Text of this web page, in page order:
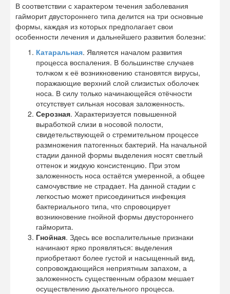
В соответствии с характером течения заболевания
гайморит двустороннего типа делится на три основные
формы, каждая из которых предполагает свои
особенности лечения и дальнейшего развития болезни:
Катаральная. Является началом развития
процесса воспаления. В большинстве случаев
толчком к её возникновению становятся вирусы,
поражающие верхний слой слизистых оболочек
носа. В силу только начинающейся отёчности
отсутствует сильная носовая заложенность.
Серозная. Характеризуется повышенной
выработкой слизи в носовой полости,
свидетельствующей о стремительном процессе
размножения патогенных бактерий. На начальной
стадии данной формы выделения носят светлый
оттенок и жидкую консистенцию. При этом
заложенность носа остаётся умеренной, а общее
самочувствие не страдает. На данной стадии с
легкостью может присоединиться инфекция
бактериального типа, что спровоцирует
возникновение гнойной формы двустороннего
гайморита.
Гнойная. Здесь все воспалительные признаки
начинают ярко проявляться: выделения
приобретают более густой и насыщенный вид,
сопровождающийся неприятным запахом, а
заложенность существенным образом мешает
осуществлению дыхательного процесса.